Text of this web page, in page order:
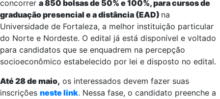
concorrer a 850 bolsas de 50% e 100%, para cursos de
graduação presencial e a distância (EAD) na
Universidade de Fortaleza, a melhor instituição particular
do Norte e Nordeste. O edital já está disponível e voltado
para candidatos que se enquadrem na percepção
socioeconômico estabelecido por lei e disposto no edital.
Até 28 de maio, os interessados devem fazer suas
inscrições neste link. Nessa fase, o candidato preenche a